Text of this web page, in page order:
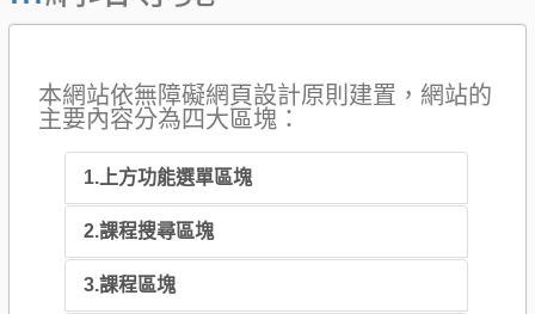
本網站依無障礙網頁設計原則建置，網站的
主要內容分為四大區塊：
1.上方功能選單區塊
2.課程搜尋區塊
3.課程區塊